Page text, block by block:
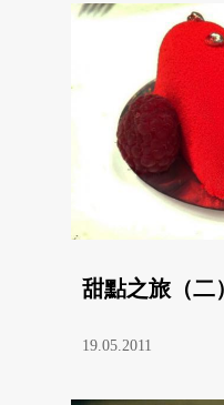
甜點之旅（二
19.05.2011